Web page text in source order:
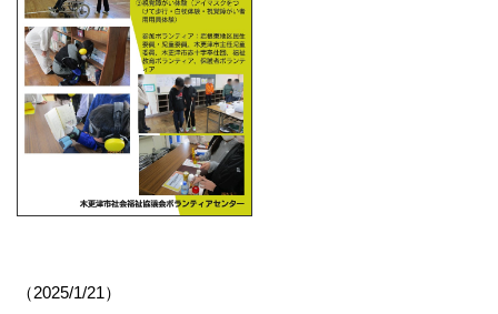
（2025/1/21）